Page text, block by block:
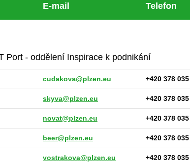
E-mail Telefon
Port - oddělení Inspirace k podnikání
cudakova@plzen.eu +420 378
skyva@plzen.eu +420 378
novat@plzen.eu +420 378
beer@plzen.eu +420 378
vostrakova@plzen.eu +420 378